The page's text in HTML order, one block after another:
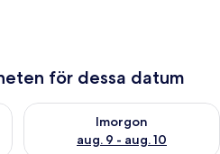
för dessa datum
ikväll aug. 8 - aug. 9
Imorgon
aug. 9 - aug. 10
Kontrollera tillgängligheten